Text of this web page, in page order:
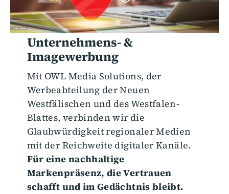
Unternehmens- &
Imagewerbung
Mit OWL Media Solutions, der
Werbeabteilung der Neuen
Westfälischen und des Westfalen-
Blattes, verbinden wir die
Glaubwürdigkeit regionaler Medien
mit der Reichweite digitaler Kanäle.
Für eine nachhaltige
Markenpräsenz, die Vertrauen
schafft und im Gedächtnis bleibt.